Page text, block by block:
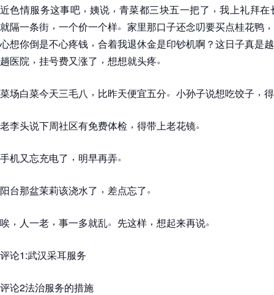
近色情服务这事吧 ， 姨说 ， 青菜都三块五一把了 ， 我上礼拜在
就隔一条街 ， 一个价一个样。 家里那口子还念叨要买点桂花鸭 ，
心想你倒是不心疼钱 ， 合着我退休金是印钞机啊？这日子真是
趟医院 ， 挂号费又涨了 ， 想想就头疼。
菜场白菜今天三毛八 ， 比昨天便宜五分。 小孙子说想吃饺子 ，
老李头说下周社区有免费体检 ， 得带上老花镜。
手机又忘充电了 ， 明早再弄。
阳台那盆茉莉该浇水了 ， 差点忘了。
唉 ， 人一老 ， 事一多就乱。 先这样 ， 想起来再说。
评论1:武汉采耳服务
评论2法治服务的措施